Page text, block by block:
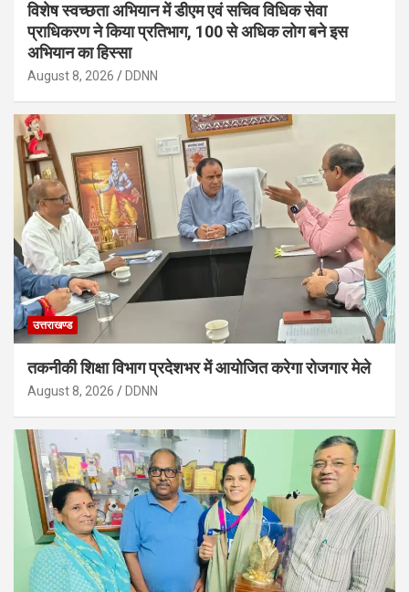
विशेष स्वच्छता अभियान में डीएम एवं सचिव विधिक सेवा
प्राधिकरण ने किया प्रतिभाग, 100 से अधिक लोग बने इस
अभियान का हिस्सा
August 8, 2026 DDNN
उत्तराखण्ड
तकनीकी शिक्षा विभाग प्रदेशभर में आयोजित करेगा रोजगार मेले
August 8, 2026 DDNN